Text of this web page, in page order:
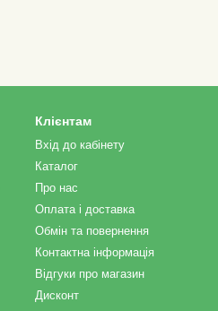
Клієнтам
Вхід до кабінету
Каталог
Про нас
Оплата і доставка
Обмін та повернення
Контактна інформація
Відгуки про магазин
Дисконт